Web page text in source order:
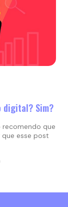
digital? Sim?
recomendo que
esse post